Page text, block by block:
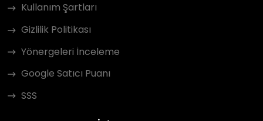
Kullanım Şartları
Gizlilik Politikası
Yönergeleri İnceleme
Google Satıcı Puanı
SSS